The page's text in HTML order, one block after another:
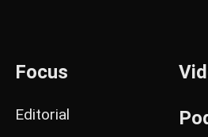
Focus
Editorial